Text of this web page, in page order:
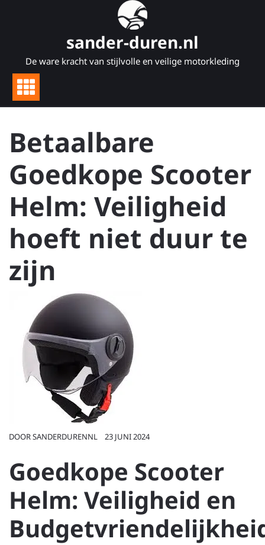
sander-duren.nl
De ware kracht van stijlvolle en veilige motorkleding
Betaalbare
Goedkope Scooter
Helm: Veiligheid
hoeft niet duur te
zijn
DOORSANDERDURENNL 23 JUNI 2024
Goedkope Scooter
Helm: Veiligheid en